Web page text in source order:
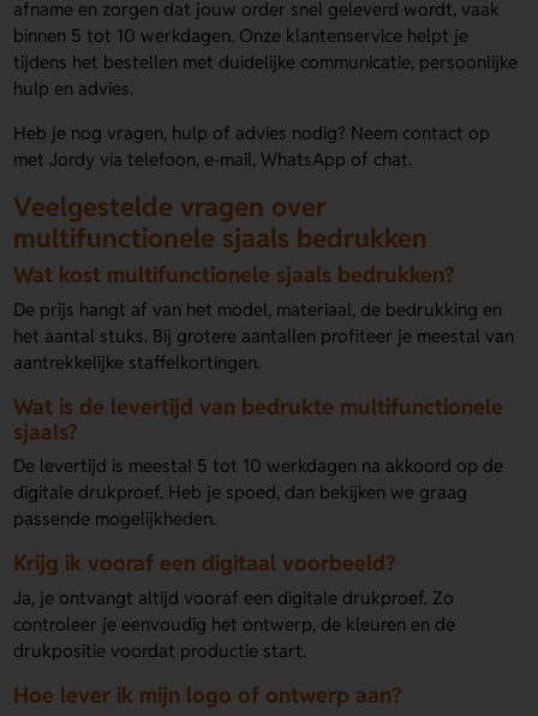
afname en zorgen dat jouw order snel geleverd wordt, vaak
binnen 5 tot 10 werkdagen. Onze klantenservice helpt je
tijdens het bestellen met duidelijke communicatie, persoonlijke
hulp en advies.
Heb je nog vragen, hulp of advies nodig? Neem contact op
met Jordy via telefoon, e-mail, WhatsApp of chat.
Veelgestelde vragen over
multifunctionele sjaals bedrukken
Wat kost multifunctionele sjaals bedrukken?
De prijs hangt af van het model, materiaal, de bedrukking en
het aantal stuks. Bij grotere aantallen profiteer je meestal van
aantrekkelijke staffelkortingen.
Wat is de levertijd van bedrukte multifunctionele
sjaals?
De levertijd is meestal 5 tot 10 werkdagen na akkoord op de
digitale drukproef. Heb je spoed, dan bekijken we graag
passende mogelijkheden.
Krijg ik vooraf een digitaal voorbeeld?
Ja, je ontvangt altijd vooraf een digitale drukproef. Zo
controleer je eenvoudig het ontwerp, de kleuren en de
drukpositie voordat productie start.
Hoe lever ik mijn logo of ontwerp aan?